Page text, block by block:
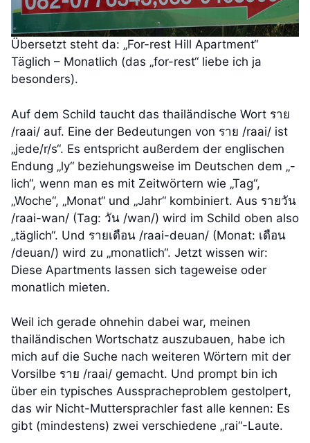
Übersetzt steht da: „For-rest Hill Apartment“
Täglich – Monatlich (das „for-rest“ liebe ich ja
besonders).
Auf dem Schild taucht das thailändische Wort ราย
/raai/ auf. Eine der Bedeutungen von ราย /raai/ ist
„jede/r/s“. Es entspricht außerdem der englischen
Endung „ly“ beziehungsweise im Deutschen dem „-
lich“, wenn man es mit Zeitwörtern wie „Tag“,
„Woche“, „Monat“ und „Jahr“ kombiniert. Aus รายวัน
/raai-wan/ (Tag: วัน /wan/) wird im Schild oben also
„täglich“. Und รายเดือน /raai-deuan/ (Monat: เดือน
/deuan/) wird zu „monatlich“. Jetzt wissen wir:
Diese Apartments lassen sich tageweise oder
monatlich mieten.
Weil ich gerade ohnehin dabei war, meinen
thailändischen Wortschatz auszubauen, habe ich
mich auf die Suche nach weiteren Wörtern mit der
Vorsilbe ราย /raai/ gemacht. Und prompt bin ich
über ein typisches Ausspracheproblem gestolpert,
das wir Nicht-Muttersprachler fast alle kennen: Es
gibt (mindestens) zwei verschiedene „rai“-Laute.